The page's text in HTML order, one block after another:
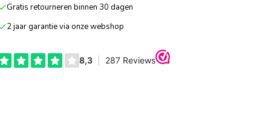
Gratis retourneren binnen 30 dagen
2 jaar garantie via onze webshop